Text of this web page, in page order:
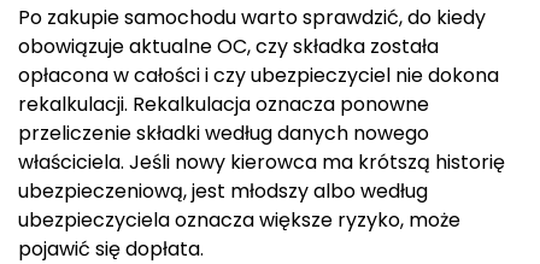
Po zakupie samochodu warto sprawdzić, do kiedy
obowiązuje aktualne OC, czy składka została
opłacona w całości i czy ubezpieczyciel nie dokona
rekalkulacji. Rekalkulacja oznacza ponowne
przeliczenie składki według danych nowego
właściciela. Jeśli nowy kierowca ma krótszą historię
ubezpieczeniową, jest młodszy albo według
ubezpieczyciela oznacza większe ryzyko, może
pojawić się dopłata.